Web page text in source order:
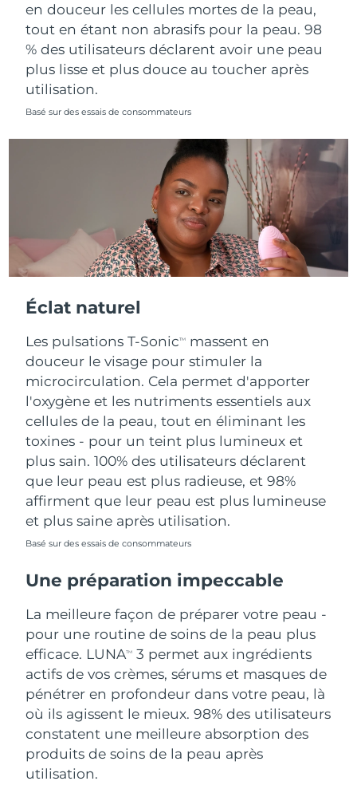
en douceur les cellules mortes de la peau,
tout en étant non abrasifs pour la peau. 98
% des utilisateurs déclarent avoir une peau
plus lisse et plus douce au toucher après
utilisation.
Basé sur des essais de consommateurs
Éclat naturel
Les pulsations T-SonicTM
massent en
douceur le visage pour stimuler la
microcirculation. Cela permet d'apporter
l'oxygène et les nutriments essentiels aux
cellules de la peau, tout en éliminant les
toxines - pour un teint plus lumineux et
plus sain. 100% des utilisateurs déclarent
que leur peau est plus radieuse, et 98%
affirment que leur peau est plus lumineuse
et plus saine après utilisation.
Basé sur des essais de consommateurs
Une préparation impeccable
La meilleure façon de préparer votre peau -
pour une routine de soins de la peau plus
efficace. LUNATM
3 permet aux ingrédients
actifs de vos crèmes, sérums et masques de
pénétrer en profondeur dans votre peau, là
où ils agissent le mieux. 98% des utilisateurs
constatent une meilleure absorption des
produits de soins de la peau après
utilisation.